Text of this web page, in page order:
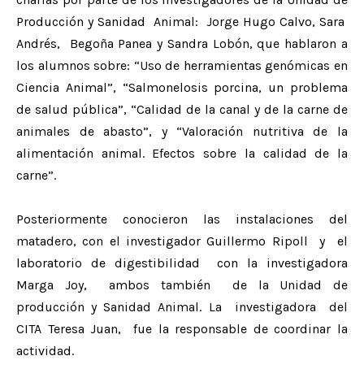
Producción y Sanidad Animal: Jorge Hugo Calvo, Sara
Andrés, Begoña Panea y Sandra Lobón, que hablaron a
los alumnos sobre: “Uso de herramientas genómicas en
Ciencia Animal”, “Salmonelosis porcina, un problema
de salud pública”, “Calidad de la canal y de la carne de
animales de abasto”, y “Valoración nutritiva de la
alimentación animal. Efectos sobre la calidad de la
carne”.
Posteriormente conocieron las instalaciones del
matadero, con el investigador Guillermo Ripoll y el
laboratorio de digestibilidad con la investigadora
Marga Joy, ambos también de la Unidad de
producción y Sanidad Animal. La investigadora del
CITA Teresa Juan, fue la responsable de coordinar la
actividad.